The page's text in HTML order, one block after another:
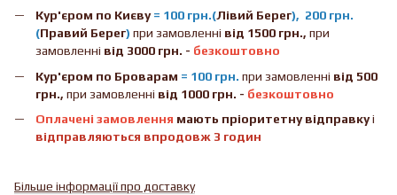
Кур'єром по Києву= 100 грн.(Лівий Берег), 200 грн.
(Правий Берег) при замовленні від 1500 грн., при
замовленні від 3000 грн. - безкоштовно
Кур'єром по Броварам = 100 грн. при замовленні від 500
грн., при замовленні від 1000 грн. - безкоштовно
Оплачені замовлення мають пріоритетну відправкуі
відправляються впродовж 3 годин
Більше інформації про доставку